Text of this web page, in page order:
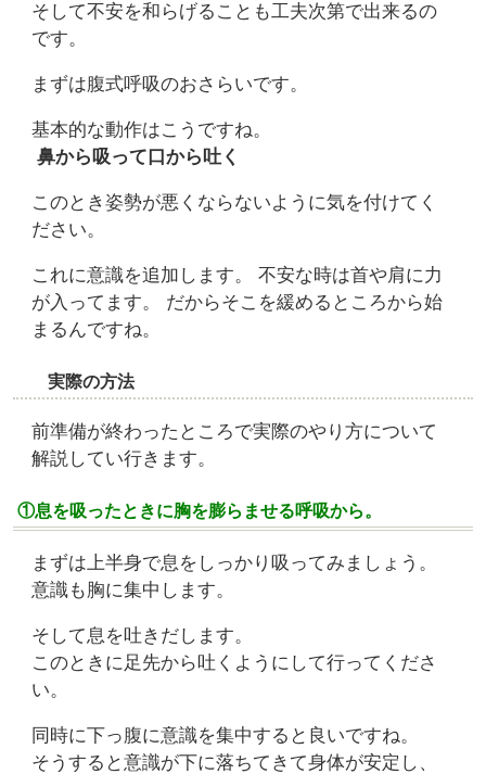
そして不安を和らげることも工夫次第で出来るの
です。
まずは腹式呼吸のおさらいです。
基本的な動作はこうですね。
鼻から吸って口から吐く
このとき姿勢が悪くならないように気を付けてく
ださい。
これに意識を追加します。 不安な時は首や肩に力
が入ってます。 だからそこを緩めるところから始
まるんですね。
実際の方法
前準備が終わったところで実際のやり方について
解説してい行きます。
①息を吸ったときに胸を膨らませる呼吸から。
まずは上半身で息をしっかり吸ってみましょう。
意識も胸に集中します。
そして息を吐きだします。
このときに足先から吐くようにして行ってくださ
い。
同時に下っ腹に意識を集中すると良いですね。
そうすると意識が下に落ちてきて身体が安定し、